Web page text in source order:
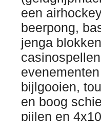
een
beerpong,
jenga
bijlgooien,
en boog
pijlen en